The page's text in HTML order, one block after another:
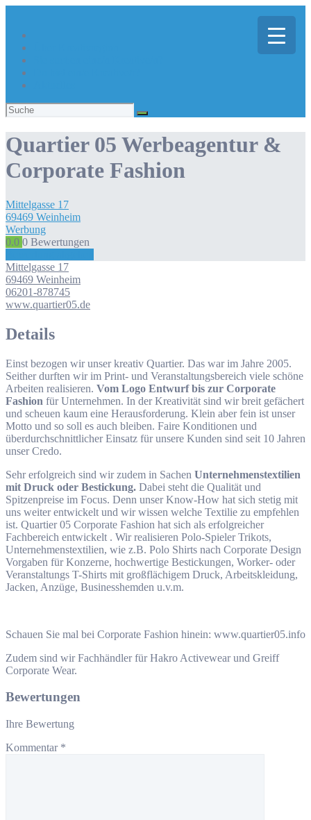
Suchen
nach:
Quartier 05 Werbeagentur &
Corporate Fashion
Mittelgasse 17
69469 Weinheim
Werbung
0.0 0 Bewertungen
Mittelgasse 17
69469 Weinheim
06201-878745
www.quartier05.de
Details
Einst bezogen wir unser kreativ Quartier. Das war im Jahre 2005.
Seither durften wir im Print- und Veranstaltungsbereich viele schöne
Arbeiten realisieren. Vom Logo Entwurf bis zur Corporate
Fashion für Unternehmen. In der Kreativität sind wir breit gefächert
und scheuen kaum eine Herausforderung. Klein aber fein ist unser
Motto und so soll es auch bleiben. Faire Konditionen und
überdurchschnittlicher Einsatz für unsere Kunden sind seit 10 Jahren
unser Credo.
Sehr erfolgreich sind wir zudem in Sachen Unternehmenstextilien
mit Druck oder Bestickung. Dabei steht die Qualität und
Spitzenpreise im Focus. Denn unser Know-How hat sich stetig mit
uns weiter entwickelt und wir wissen welche Textilie zu empfehlen
ist. Quartier 05 Corporate Fashion hat sich als erfolgreicher
Fachbereich entwickelt . Wir realisieren Polo-Spieler Trikots,
Unternehmenstextilien, wie z.B. Polo Shirts nach Corporate Design
Vorgaben für Konzerne, hochwertige Bestickungen, Worker- oder
Veranstaltungs T-Shirts mit großflächigem Druck, Arbeitskleidung,
Jacken, Anzüge, Businesshemden u.v.m.
Schauen Sie mal bei Corporate Fashion hinein: www.quartier05.info
Zudem sind wir Fachhändler für Hakro Activewear und Greiff
Corporate Wear.
Bewertungen
Ihre Bewertung
Kommentar *